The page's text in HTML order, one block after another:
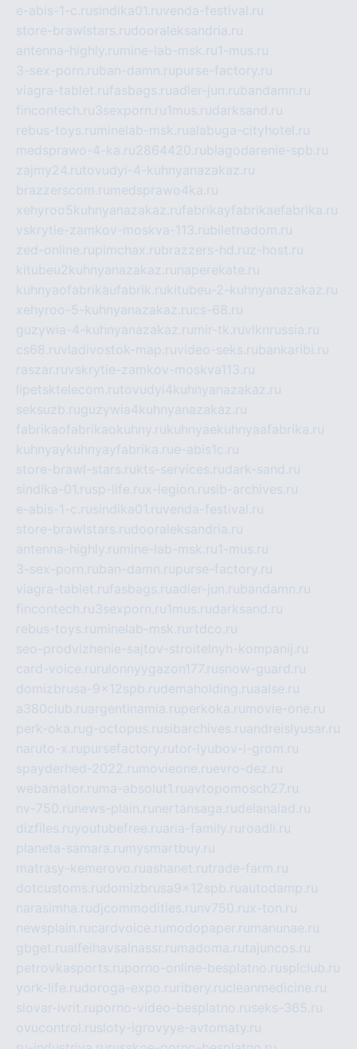
e-abis-1-c.rusindika01.ruvenda-festival.ru
store-brawlstars.rudooraleksandria.ru
antenna-highly.ru mine-lab-msk.ru1-mus.ru
3-sex-porn.ruban-damn.rupurse-factory.ru
viagra-tablet.rufasbags.ruadler-jun.rubandamn.ru
fincontech.ru3sexporn.ru1mus.rudarksand.ru
rebus-toys.ru minelab-msk.rualabuga-cityhotel.ru
medsprawo-4-ka.ru2864420.rublagodarenie-spb.ru
zajmy24.rutovudyi-4-kuhnyanazakaz.ru
brazzerscom.ru medsprawo4ka.ru
xehyroo5kuhnyanazakaz.rufabrikayfabrikaefabrika.ru
vskrytie-zamkov-moskva-113.rubiletnadom.ru
zed-online.rupimchax.rubrazzers-hd.ruz-host.ru
kitubeu2kuhnyanazakaz.ru naperekate.ru
kuhnyaofabrikaufabrik.rukitubeu-2-kuhnyanazakaz.ru
xehyroo-5-kuhnyanazakaz.rucs-68.ru
guzywia-4-kuhnyanazakaz.ru mir-tk.ruvlknrussia.ru
cs68.ruvladivostok-map.ruvideo-seks.rubankaribi.ru
raszar.ruvskrytie-zamkov-moskva113.ru
lipetsktelecom.rutovudyi4kuhnyanazakaz.ru
seksuzb.ruguzywia4kuhnyanazakaz.ru
fabrikaofabrikaokuhny.rukuhnyaekuhnyaafabrika.ru
kuhnyaykuhnyayfabrika.rue-abis1c.ru
store-brawl-stars.rukts-services.rudark-sand.ru
sindika-01.rusp-life.rux-legion.rusib-archives.ru
e-abis-1-c.rusindika01.ruvenda-festival.ru
store-brawlstars.rudooraleksandria.ru
antenna-highly.ru mine-lab-msk.ru1-mus.ru
3-sex-porn.ruban-damn.rupurse-factory.ru
viagra-tablet.rufasbags.ruadler-jun.rubandamn.ru
fincontech.ru3sexporn.ru1mus.rudarksand.ru
rebus-toys.ru minelab-msk.ru rtdco.ru
seo-prodvizhenie-sajtov-stroitelnyh-kompanij.ru
card-voice.ru rulonnyygazon177.rusnow-guard.ru
domizbrusa-9x12spb.rudemaholding.ruaalse.ru
a380club.ruargentinamia.ruperkoka.ru movie-one.ru
perk-oka.rug-octopus.rusibarchives.ruandreislyusar.ru
naruto-x.rupursefactory.rutor-lyubov-i-grom.ru
spayderhed-2022.ru movieone.ruevro-dez.ru
webamator.ru ma-absolut1.ruavtopomosch27.ru
nv-750.ru news-plain.ru nertansaga.rudelanalad.ru
dizfiles.ruyoutubefree.ruaria-family.ru roadli.ru
planeta-samara.ru mysmartbuy.ru
matrasy-kemerovo.ruashanet.rutrade-farm.ru
dotcustoms.rudomizbrusa9x12spb.ruautodamp.ru
narasimha.rudjcommodities.ru nv750.rux-ton.ru
newsplain.rucardvoice.ru modopaper.ru manunae.ru
gbget.rualfeihavsalnassr.ru madoma.rutajuncos.ru
petrovkasports.ruporno-online-besplatno.rusplclub.ru
york-life.rudoroga-expo.ru ribery.rucleanmedicine.ru
slovar-ivrit.ruporno-video-besplatno.ruseks-365.ru
ovucontrol.rusloty-igrovyye-avtomaty.ru